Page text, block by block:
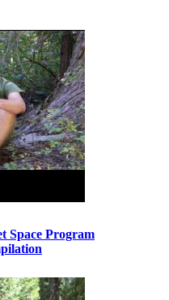
Space Program